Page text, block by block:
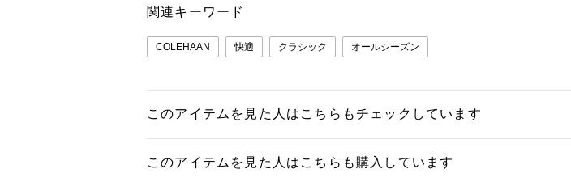
関連キーワード
COLEHAAN 快適 クラシック オールシーズン
このアイテムを見た人はこちらもチェックしています
このアイテムを見た人はこちらも購入しています